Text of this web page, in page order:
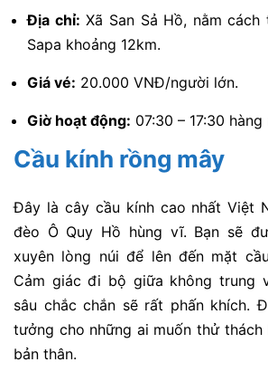
Địa chỉ: Xã San Sả Hồ, nằm
Sapa khoảng 12km.
Giá vé: 20.000 VNĐ/người lớn.
Giờ hoạt động: 07:30 – 17:30 hàng
Cầu kính rồng mây
Đây là cây cầu kính cao nhất Việt
đèo Ô Quy Hồ hùng vĩ. Bạn sẽ
xuyên lòng núi để lên đến mặt
Cảm giác đi bộ giữa không trung
sâu chắc chắn sẽ rất phấn khích.
tưởng cho những ai muốn thử thách
bản thân.